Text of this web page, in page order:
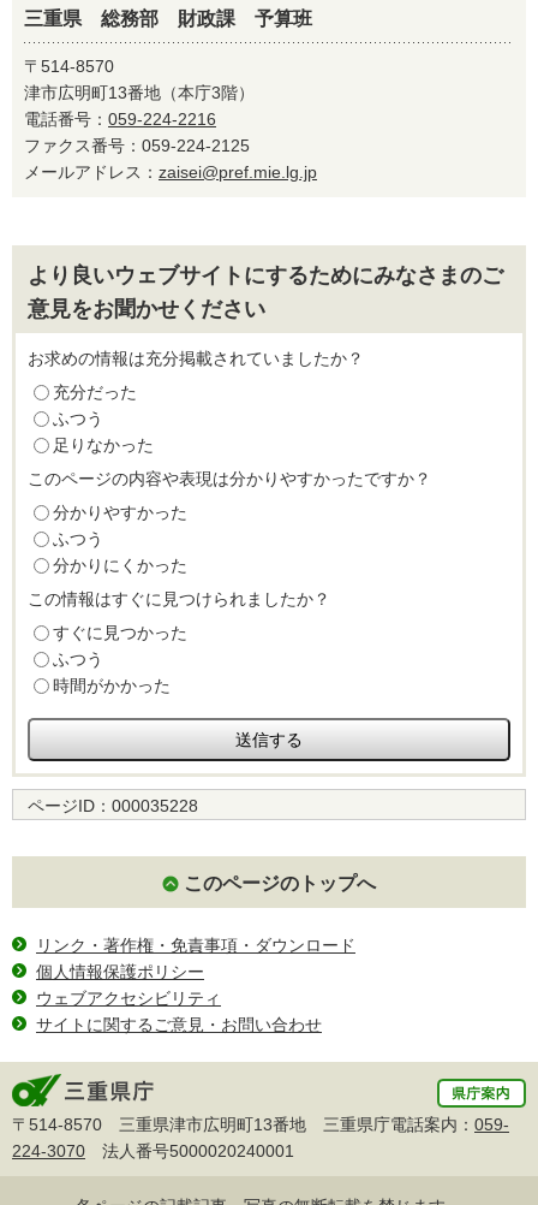
三重県 総務部 財政課 予算班
〒514-8570
津市広明町13番地（本庁3階）
電話番号： 059-224-2216
ファクス番号：059-224-2125
メールアドレス： zaisei@pref.mie.lg.jp
より良いウェブサイトにするためにみなさまのご
意見をお聞かせください
お求めの情報は充分掲載されていましたか？
充分だった
ふつう
足りなかった
このページの内容や表現は分かりやすかったですか？
分かりやすかった
ふつう
分かりにくかった
この情報はすぐに見つけられましたか？
すぐに見つかった
ふつう
時間がかかった
ページID： 000035228
このページのトップへ
リンク・著作権・免責事項・ダウンロード
個人情報保護ポリシー
ウェブアクセシビリティ
サイトに関するご意見・お問い合わせ
〒514-8570 三重県津市広明町13番地 三重県庁電話案内： 059-
224-3070 法人番号5000020240001